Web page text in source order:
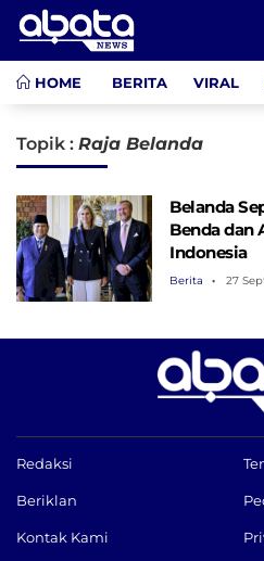
HOME BERITA VIRAL
Topik : Raja Belanda
Belanda
Benda dan
Indonesia
Berita 27
Redaksi
Beriklan
Kontak Kami